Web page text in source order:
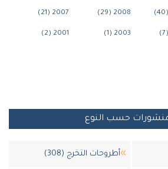
2008 (29)
2007 (21)
2003 (1)
حسب النوع
أطروحات التخرج (308)